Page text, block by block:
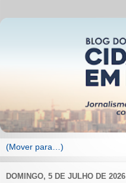
DOMINGO, 5 DE JULHO DE 2026